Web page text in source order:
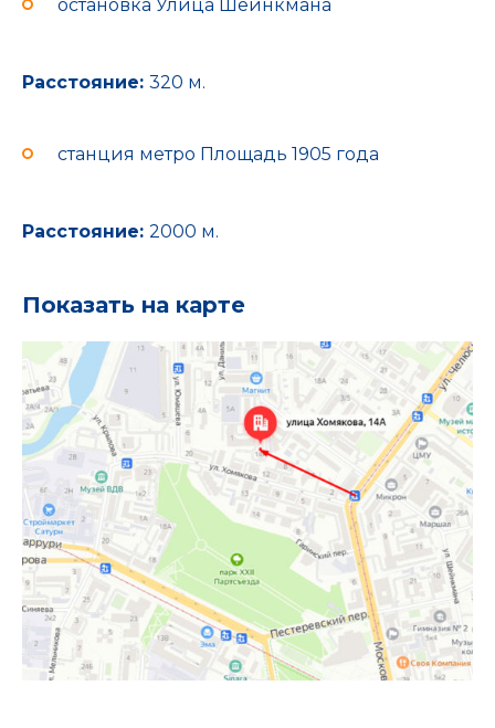
остановка Улица Шейнкмана
Расстояние: 320 м.
станция метро Площадь 1905 года
Расстояние: 2000 м.
Показать на карте